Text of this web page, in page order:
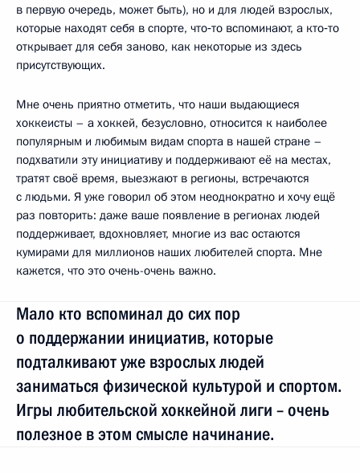
в первую очередь, может быть), но и для людей взрослых,
которые находят себя в спорте, что‑то вспоминают, а кто‑то
открывает для себя заново, как некоторые из здесь
присутствующих.
Мне очень приятно отметить, что наши выдающиеся
хоккеисты – а хоккей, безусловно, относится к наиболее
популярным и любимым видам спорта в нашей стране –
подхватили эту инициативу и поддерживают её на местах,
тратят своё время, выезжают в регионы, встречаются
с людьми. Я уже говорил об этом неоднократно и хочу ещё
раз повторить: даже ваше появление в регионах людей
поддерживает, вдохновляет, многие из вас остаются
кумирами для миллионов наших любителей спорта. Мне
кажется, что это очень-очень важно.
Мало кто вспоминал до сих пор
о поддержании инициатив, которые
подталкивают уже взрослых людей
заниматься физической культурой и спортом.
Игры любительской хоккейной лиги – очень
полезное в этом смысле начинание.